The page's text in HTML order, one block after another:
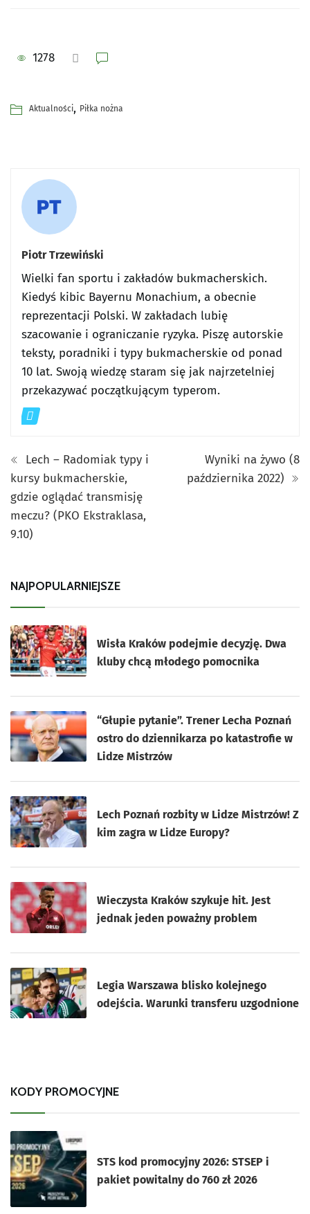
1278
Aktualności, Piłka nożna
Piotr Trzewiński
Wielki fan sportu i zakładów bukmacherskich.
Kiedyś kibic Bayernu Monachium, a obecnie
reprezentacji Polski. W zakładach lubię
szacowanie i ograniczanie ryzyka. Piszę autorskie
teksty, poradniki i typy bukmacherskie od ponad
10 lat. Swoją wiedzę staram się jak najrzetelniej
przekazywać początkującym typerom.
Lech – Radomiak typy i
kursy bukmacherskie,
gdzie oglądać transmisję
meczu? (PKO Ekstraklasa,
9.10)
Wyniki na żywo (8
października 2022)
NAJPOPULARNIEJSZE
Wisła Kraków podejmie decyzję. Dwa
kluby chcą młodego pomocnika
“Głupie pytanie”. Trener Lecha Poznań
ostro do dziennikarza po katastrofie w
Lidze Mistrzów
Lech Poznań rozbity w Lidze Mistrzów! Z
kim zagra w Lidze Europy?
Wieczysta Kraków szykuje hit. Jest
jednak jeden poważny problem
Legia Warszawa blisko kolejnego
odejścia. Warunki transferu uzgodnione
KODY PROMOCYJNE
STS kod promocyjny 2026: STSEP i
pakiet powitalny do 760 zł 2026